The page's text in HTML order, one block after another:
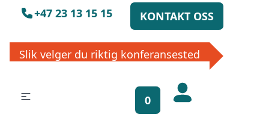
+47 23 13 15 15 KONTAKT OSS
Slik velger du riktig konferansested
0